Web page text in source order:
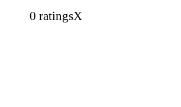
0 ratingsX